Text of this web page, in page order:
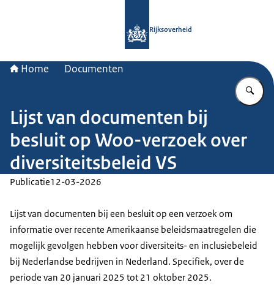
Rijksoverheid
Home Documenten
Lijst van documenten bij
besluit op Woo-verzoek over
diversiteitsbeleid VS
Publicatie12-03-2026
Lijst van documenten bij een besluit op een verzoek om
informatie over recente Amerikaanse beleidsmaatregelen die
mogelijk gevolgen hebben voor diversiteits- en inclusiebeleid
bij Nederlandse bedrijven in Nederland. Specifiek, over de
periode van 20 januari 2025 tot 21 oktober 2025.